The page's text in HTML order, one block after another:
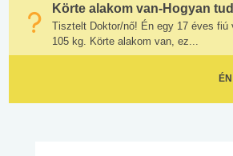
Körte alakom van-Hogyan
Tisztelt Doktor/nő! Én egy 17 éves fiú
105 kg. Körte alakom van, ez...